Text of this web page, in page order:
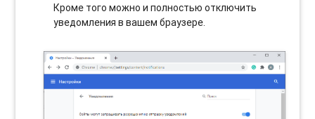
Кроме того можно и полностью отключить
уведомления в вашем браузере.